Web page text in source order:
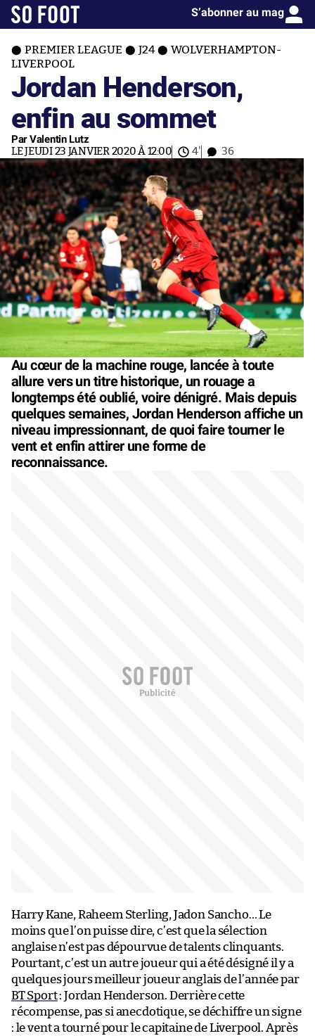
S’abonner au mag
PREMIER LEAGUE J24
WOLVERHAMPTON-
LIVERPOOL
Jordan Henderson,
enfin au sommet
Par Valentin Lutz
LE JEUDI 23 JANVIER 2020 À 12:00 4' 36
Au cœur de la machine rouge, lancée à toute
allure vers un titre historique, un rouage a
longtemps été oublié, voire dénigré. Mais depuis
quelques semaines, Jordan Henderson affiche un
niveau impressionnant, de quoi faire tourner le
vent et enfin attirer une forme de
reconnaissance.
Harry Kane, Raheem Sterling, Jadon Sancho… Le
moins que l’on puisse dire, c’est que la sélection
anglaise n’est pas dépourvue de talents clinquants.
Pourtant, c’est un autre joueur qui a été désigné il y a
quelques jours meilleur joueur anglais de l’année par
BT Sport: Jordan Henderson. Derrière cette
récompense, pas si anecdotique, se déchiffre un signe
: le vent a tourné pour le capitaine de Liverpool. Après